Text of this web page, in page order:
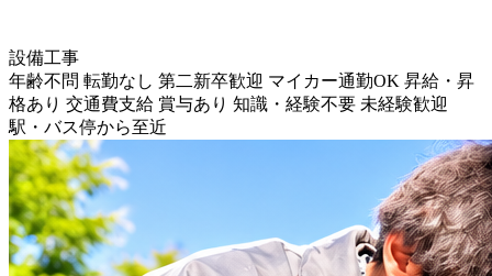
設備工事
年齢不問 転勤なし 第二新卒歓迎 マイカー通勤OK 昇給・昇
格あり 交通費支給 賞与あり 知識・経験不要 未経験歓迎
駅・バス停から至近